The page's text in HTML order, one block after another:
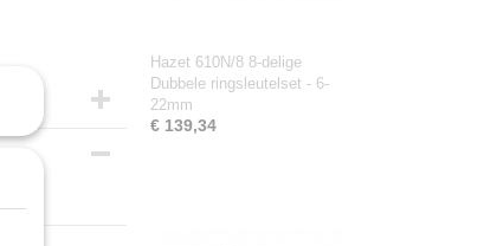
Hazet 610N/8 8-delige
Dubbele ringsleutelset - 6-
22mm
€ 139,34